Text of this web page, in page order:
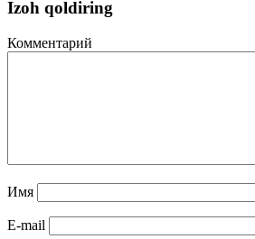
Izoh qoldiring
Комментарий
Имя
E-mail